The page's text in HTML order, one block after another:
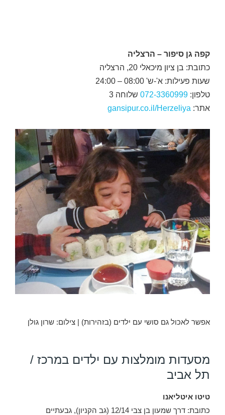
קפה גן סיפור – הרצליה
כתובת: בן ציון מיכאלי 20, הרצליה
שעות פעילות: א'-ש' 08:00 – 24:00
טלפון: 072-3360999 שלוחה 3
אתר: gansipur.co.il/Herzeliya
אפשר לאכול גם סושי עם ילדים (בזהירות) | צילום: שרון גולן
מסעדות מומלצות עם ילדים במרכז /
תל אביב
טיטו איטליאנו
כתובת: דרך שמעון בן צבי 12/14 (גב הקניון), גבעתיים